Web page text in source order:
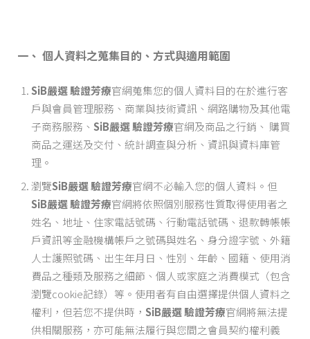
一、 個人資料之蒐集目的、方式與適用範圍
SiB嚴選 驗證芳療官網蒐集您的個人資料目的在於進行客
戶與會員管理服務、商業與技術資訊、網路購物及其他電
子商務服務、 SiB嚴選 驗證芳療官網及商品之行銷、 購買
商品之運送及交付、統計調查與分析、資訊與資料庫管
理。
瀏覽SiB嚴選 驗證芳療官網不必輸入您的個人資料。但
SiB嚴選 驗證芳療官網將依照個別服務性質取得使用者之
姓名、地址、住家電話號碼、行動電話號碼、退款轉帳帳
戶資訊等金融機構帳戶之號碼與姓名、身分證字號、外籍
人士護照號碼、出生年月日、性別、年齡、國籍、使用消
費品之種類及服務之細節、個人或家庭之消費模式（包含
瀏覽cookie記錄）等。使用者有自由選擇提供個人資料之
權利，但若您不提供時， SiB嚴選 驗證芳療官網將無法提
供相關服務，亦可能無法履行與您間之會員契約權利義